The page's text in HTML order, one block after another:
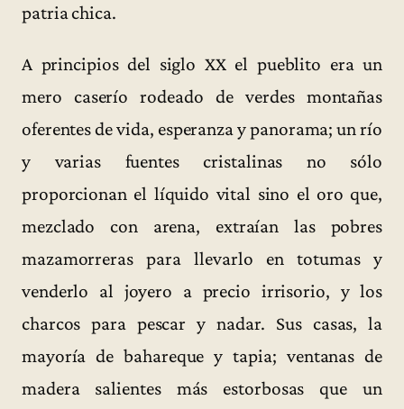
patria chica.
A principios del siglo XX el pueblito era un
mero caserío rodeado de verdes montañas
oferentes de vida, esperanza y panorama; un río
y varias fuentes cristalinas no sólo
proporcionan el líquido vital sino el oro que,
mezclado con arena, extraían las pobres
mazamorreras para llevarlo en totumas y
venderlo al joyero a precio irrisorio, y los
charcos para pescar y nadar. Sus casas, la
mayoría de bahareque y tapia; ventanas de
madera salientes más estorbosas que un